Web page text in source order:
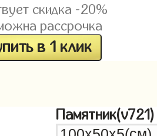
скидка -20%
рассрочка
в 1 клик
Памятник(v721)